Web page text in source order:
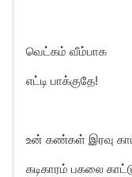
வெட்கம் வீம்பாக
எட்டி பாக்குதே!
உன் கண்கள் இரவு
கடிகாரம் பகலை